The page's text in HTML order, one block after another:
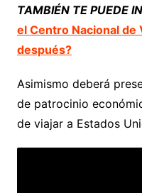
TAMBIÉN TE PUEDE
el Centro Nacional de
después?
Asimismo deberá
de patrocinio
de viajar a Estados